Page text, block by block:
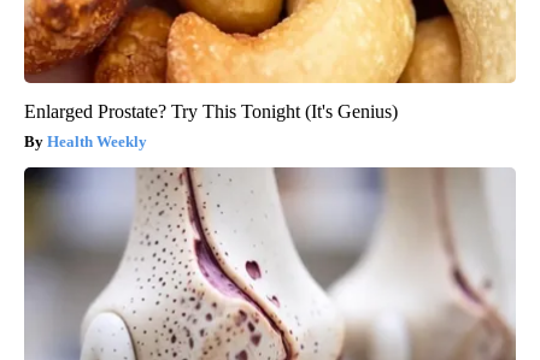
Enlarged Prostate? Try This Tonight (It's Genius)
Health Weekly